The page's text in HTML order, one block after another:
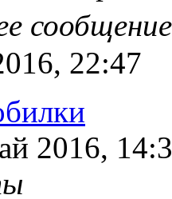
22:47
2016,